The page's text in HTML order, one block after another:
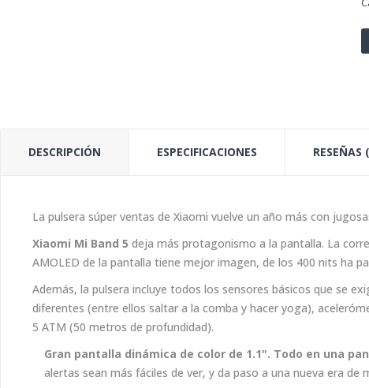
DESCRIPCIÓN ESPECIFICACIONES RESEÑAS
La pulsera súper ventas de Xiaomi vuelve un año más con
Xiaomi Mi Band 5 deja más protagonismo a la pantalla. La
AMOLED de la pantalla tiene mejor imagen, de los 400 nits ha
Además, la pulsera incluye todos los sensores básicos que se
diferentes (entre ellos saltar a la comba y hacer yoga),
5 ATM (50 metros de profundidad).
Gran pantalla dinámica de color de 1.1". Todo en una
alertas sean más fáciles de ver, y da paso a una nueva era de